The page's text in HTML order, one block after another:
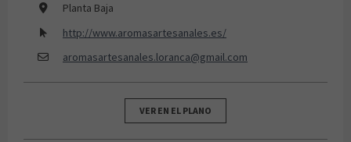
Planta Baja
http://www.aromasartesanales.es/
aromasartesanales.loranca@gmail.com
VER EN EL PLANO